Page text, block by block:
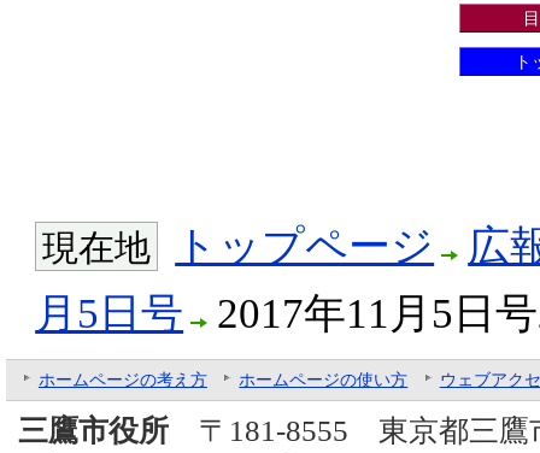
ト
現在地 トップページ
広
月5日号
2017年11月5日
ホームページの考え方 ホームページの使い方 ウェブアク
三鷹市役所〒181-8555 東京都三鷹